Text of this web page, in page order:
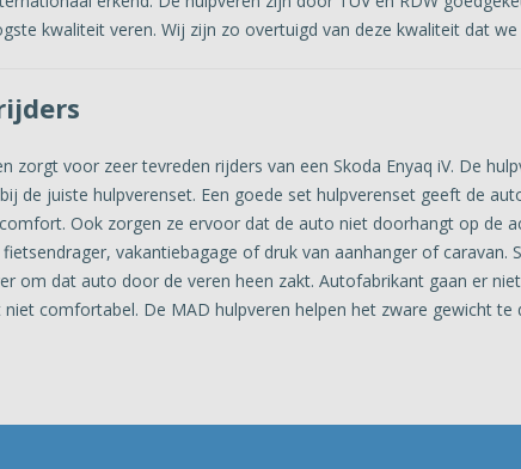
kwaliteit veren. Wij zijn zo overtuigd van deze kwaliteit dat
zorgt voor zeer tevreden rijders van een Skoda Enyaq iV. De
de juiste hulpverenset. Een goede set hulpverenset geeft de
Ook zorgen ze ervoor dat de auto niet doorhangt op de
vakantiebagage of druk van aanhanger of caravan.
om dat auto door de veren heen zakt. Autofabrikant gaan er
comfortabel. De MAD hulpveren helpen het zware gewicht te